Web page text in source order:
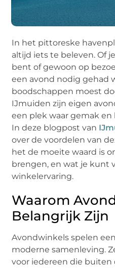
In het pittoreske
altijd iets te beleven. Of
bent of gewoon op
een avond nodig gehad
boodschappen moest
IJmuiden zijn eigen
een plek waar gemak
In deze blogpost van
over de voordelen van
het de moeite waard is
brengen, en wat je kunt
winkelervaring.
Waarom
Belangrijk Zijn
Avondwinkels spelen
moderne samenleving.
voor iedereen die buiten